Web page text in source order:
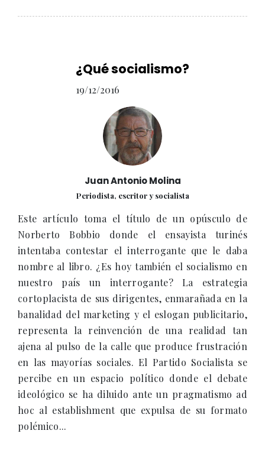
¿Qué socialismo?
19/12/2016
Juan Antonio Molina
Periodista, escritor y socialista
Este artículo toma el título de un opúsculo de
Norberto Bobbio donde el ensayista turinés
intentaba contestar el interrogante que le daba
nombre al libro. ¿Es hoy también el socialismo en
nuestro país un interrogante? La estrategia
cortoplacista de sus dirigentes, enmarañada en la
banalidad del marketing y el eslogan publicitario,
representa la reinvención de una realidad tan
ajena al pulso de la calle que produce frustración
en las mayorías sociales. El Partido Socialista se
percibe en un espacio político donde el debate
ideológico se ha diluido ante un pragmatismo ad
hoc al establishment que expulsa de su formato
polémico...